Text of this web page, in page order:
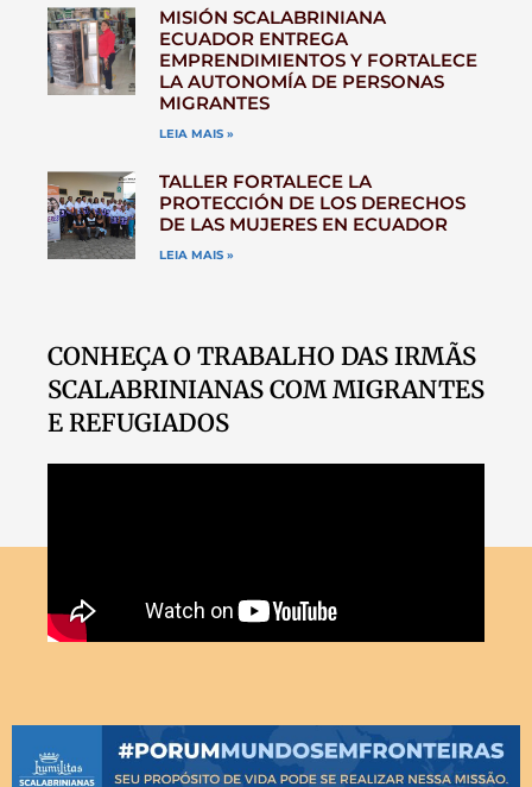
MISIÓN SCALABRINIANA
ECUADOR ENTREGA
EMPRENDIMIENTOS Y FORTALECE
LA AUTONOMÍA DE PERSONAS
MIGRANTES
LEIA MAIS »
TALLER FORTALECE LA
PROTECCIÓN DE LOS DERECHOS
DE LAS MUJERES EN ECUADOR
LEIA MAIS »
CONHEÇA O TRABALHO DAS IRMÃS
SCALABRINIANAS COM MIGRANTES
E REFUGIADOS